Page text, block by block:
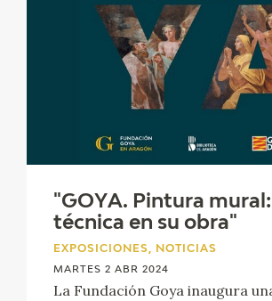
"GOYA. Pintura
técnica en su obra"
EXPOSICIONES, NOTICIAS
MARTES 2 ABR 2024
La Fundación Goya inaugura